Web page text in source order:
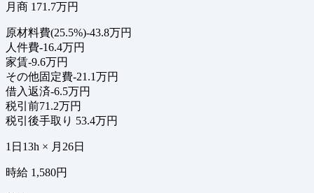
月商 171.7万円
原材料費(25.5%)-43.8万円
人件費-16.4万円
家賃-9.6万円
その他固定費-21.1万円
借入返済-6.5万円
税引前71.2万円
税引後手取り 53.4万円
1日13h × 月26日
時給 1,580円